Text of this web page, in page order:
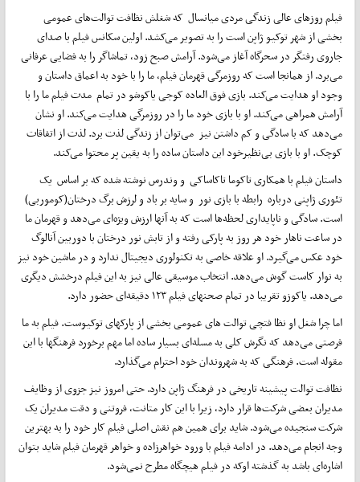
فیلم روزهای عالی زندگی مردی میانسال که شغلش نظافت توالت‌های عمومی
بخشی از شهر توکیو ژاپن است را به تصویر می‌کشد. اولین سکانس فیلم با صدای
جاروی رفتگر در سحرگاه آغاز می‌شود. آرامش صبح زود، تماشاگر را به فضایی عرفانی
می‌برد. از همانجا است که روزمرگی قهرمان فیلم، ما را با خود به اعماق داستان و
وجود او هدایت می‌کند. بازی فوق العاده کوجی یاکوشو در تمام مدت فیلم ما را با
آرامش همراهی می‌کند. او با بازی خود ما را در روزمرگی هدایت می‌کند. او نشان
می‌دهد که با سادگی و کم داشتن نیز می‌توان از زندگی لذت برد. لذت از اتفاقات
کوچک. او با بازی بی‌نظیرخود این داستان ساده را به یقین پر محتوا می‌کند.
داستان فیلم با همکاری تاکوما تاکاساکی و وندرس نوشته شده که بر اساس یک
تئوری ژاپنی درباره رابطه با بازی نور و سایه بر باد و لرزش برگ درختان(کوموربی)
است. سادگی و ناپایداری لحظه‌ها است که به آنها ارزش ویژه‌ای می‌دهد و قهرمان ما
در ساعت ناهار خود هر روز به پارکی رفته و از تابش نور درختان با دوربین آنالوگ
خود عکس می‌گیرد. او علاقه خاصی به تکنولوری دیجیتال ندارد و در ماشین خود نیز
به نوار کاست گوش می‌دهد. انتخاب موسیقی عالی نیز به این فیلم درخشش دیگری
می‌دهد. یاکوزو تقریبا در تمام صحنهای فیلم ۱۲۳ دقیقه‌ای حضور دارد.
اما چرا شغل او نظا فتچی توالت های عمومی بخشی از پارکهای توکیوست. فیلم به ما
فرصتی می‌دهد که نگرش کلی به مسله‌ای بسیار ساده اما مهم برخورد فرهنگها با این
مقوله است. فرهنگی که به شهروندان خود احترام می‌گذارد.
نظافت توالت پیشینه تاریخی در فرهنگ ژاپن دارد. حتی امروز نیز جزوی از وظایف
مدیران بعضی شرکت‌ها قرار دارد، زیرا با این کار متانت، فروتنی و دقت مدیران یک
شرکت سنجیده می‌شود. شاید برای همین هم نقش اصلی فیلم کار خود را به بهترین
وجه انجام می‌دهد. در ادامه فیلم با ورود خواهر‌زاده و خواهر قهرمان فیلم شاید بتوان
اشاره‌ای باشد به گذشته اوکه در فیلم هیچگاه مطرح نمی‌شود.